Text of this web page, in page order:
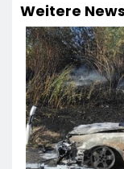
Weitere News